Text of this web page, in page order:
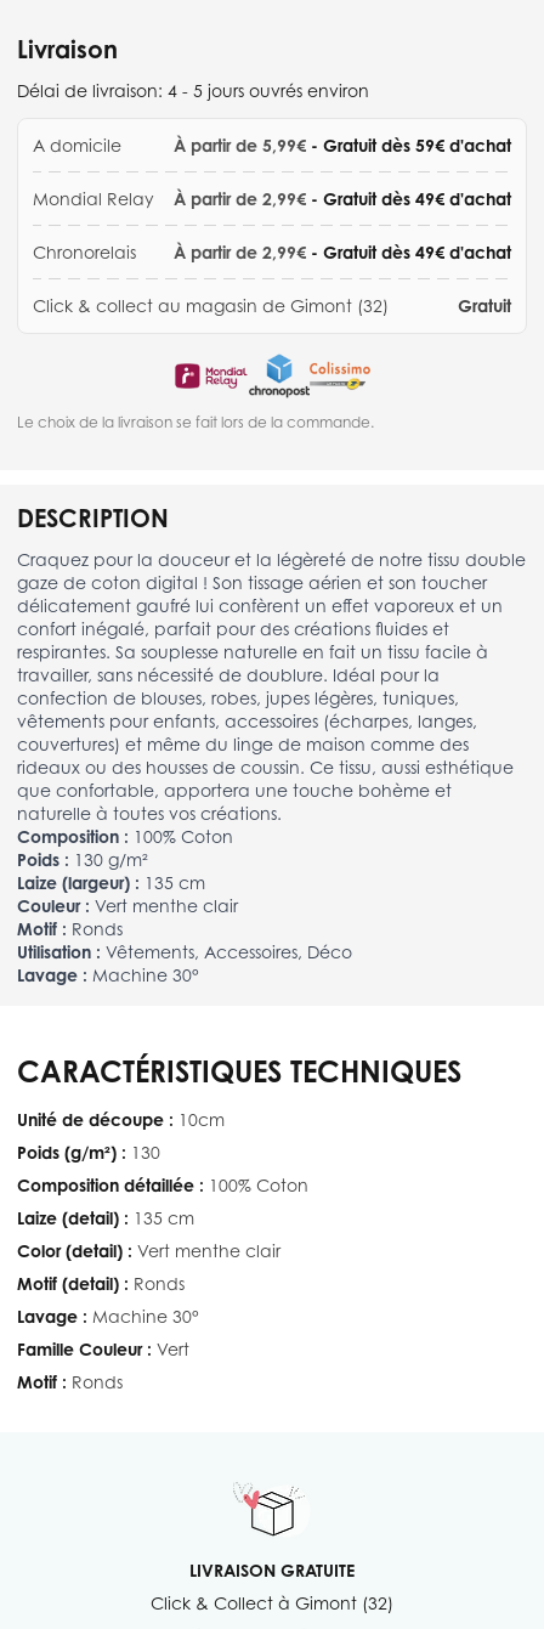
Livraison
Délai de livraison: 4 - 5 jours ouvrés environ
A domicile À partir de 5,99€ - Gratuit dès 59€ d'achat
Mondial Relay À partir de 2,99€ - Gratuit dès 49€ d'achat
Chronorelais À partir de 2,99€ - Gratuit dès 49€ d'achat
Click & collect au magasin de Gimont (32) Gratuit
Le choix de la livraison se fait lors de la commande.
DESCRIPTION
Craquez pour la douceur et la légèreté de notre tissu double
gaze de coton digital ! Son tissage aérien et son toucher
délicatement gaufré lui confèrent un effet vaporeux et un
confort inégalé, parfait pour des créations fluides et
respirantes. Sa souplesse naturelle en fait un tissu facile à
travailler, sans nécessité de doublure. Idéal pour la
confection de blouses, robes, jupes légères, tuniques,
vêtements pour enfants, accessoires (écharpes, langes,
couvertures) et même du linge de maison comme des
rideaux ou des housses de coussin. Ce tissu, aussi esthétique
que confortable, apportera une touche bohème et
naturelle à toutes vos créations.
Composition : 100% Coton
Poids : 130 g/m²
Laize (largeur) : 135 cm
Couleur : Vert menthe clair
Motif : Ronds
Utilisation : Vêtements, Accessoires, Déco
Lavage : Machine 30°
CARACTÉRISTIQUES TECHNIQUES
Unité de découpe : 10cm
Poids (g/m²) : 130
Composition détaillée : 100% Coton
Laize (detail) : 135 cm
Color (detail) : Vert menthe clair
Motif (detail) : Ronds
Lavage : Machine 30°
Famille Couleur : Vert
Motif : Ronds
LIVRAISON GRATUITE
Click & Collect à Gimont (32)